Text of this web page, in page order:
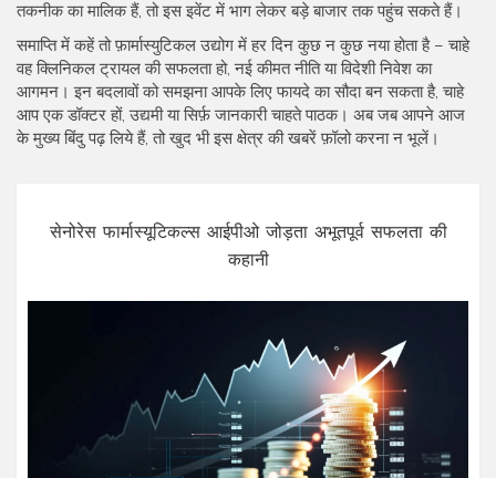
तकनीक का मालिक हैं, तो इस इवेंट में भाग लेकर बड़े बाजार तक पहुंच सकते हैं।
समाप्ति में कहें तो फ़ार्मास्युटिकल उद्योग में हर दिन कुछ न कुछ नया होता है – चाहे
वह क्लिनिकल ट्रायल की सफलता हो, नई कीमत नीति या विदेशी निवेश का
आगमन। इन बदलावों को समझना आपके लिए फायदे का सौदा बन सकता है, चाहे
आप एक डॉक्टर हों, उद्यमी या सिर्फ़ जानकारी चाहते पाठक। अब जब आपने आज
के मुख्य बिंदु पढ़ लिये हैं, तो खुद भी इस क्षेत्र की खबरें फ़ॉलो करना न भूलें।
सेनोरेस फार्मास्यूटिकल्स आईपीओ जोड़ता अभूतपूर्व सफलता की
कहानी